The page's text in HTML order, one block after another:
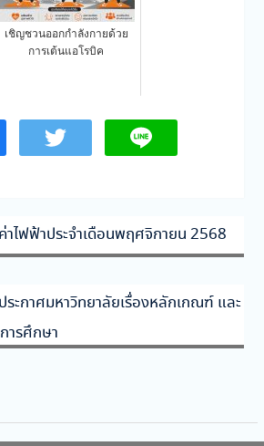
เชิญชวนออกกำลังกายด้วย
การเต้นแอโรบิค
Previous
post:
ค่าไฟฟ้าประจำเดือนพฤศจิกายน 2568
Next
post:
ประกาศมหาวิทยาลัยเรื่องหลักเกณฑ์ และ
ารศึกษา